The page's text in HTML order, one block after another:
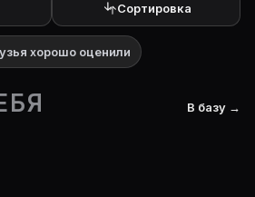
Сортировка
хорошо оценили
В базу →